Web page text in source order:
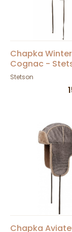
Chapka
Cognac -
Stetson
Chapka